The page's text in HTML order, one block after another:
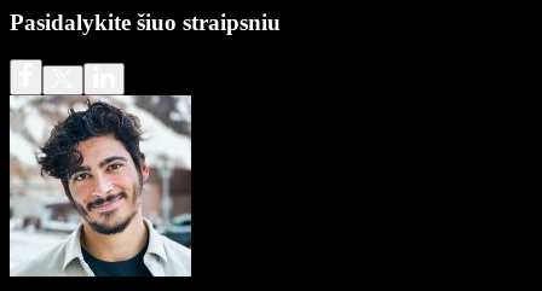
Pasidalykite šiuo straipsniu